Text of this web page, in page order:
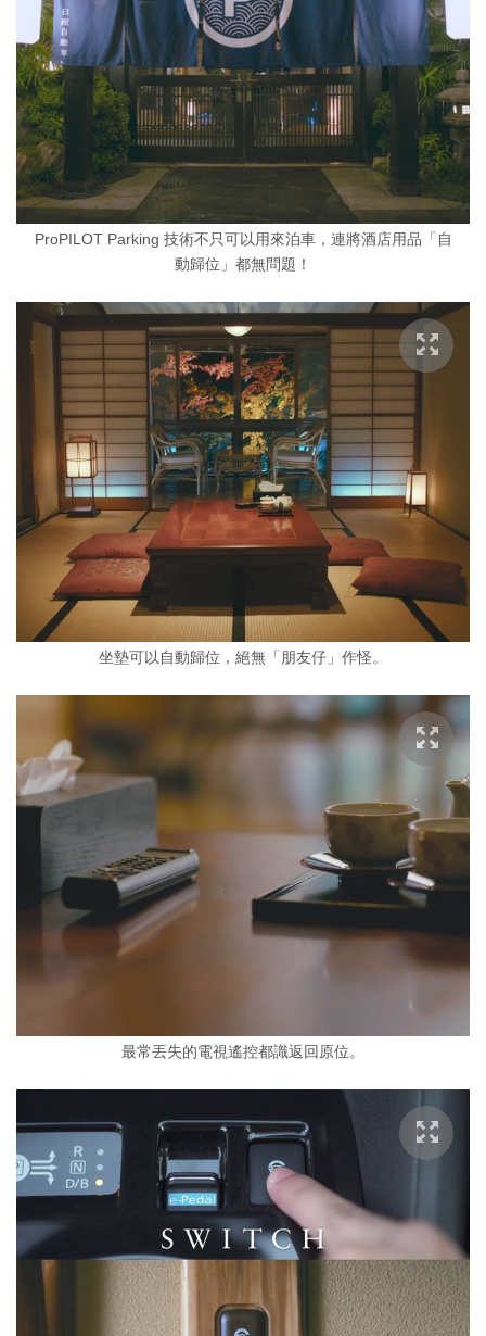
ProPILOT Parking 技術不只可以用來泊車，連將酒店用品「自
動歸位」都無問題！
坐墊可以自動歸位，絕無「朋友仔」作怪。
最常丟失的電視遙控都識返回原位。